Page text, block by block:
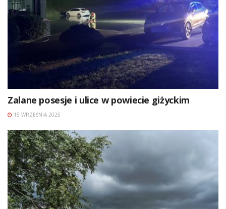
Zalane posesje i ulice w powiecie giżyckim
15 WRZEŚNIA 2025